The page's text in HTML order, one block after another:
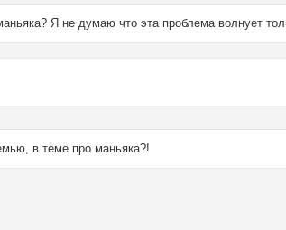
Я не думаю что эта проблема волнует
в теме про маньяка?!